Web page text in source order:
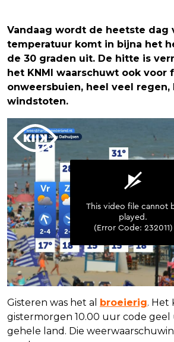
Vandaag wordt de heetste dag
temperatuur komt in bijna het
de 30 graden uit. De hitte is
het KNMI waarschuwt ook voor
onweersbuien, heel veel regen,
windstoten.
Gisteren was het al broeierig. Het
gistermorgen 10.00 uur code geel
gehele land. Die